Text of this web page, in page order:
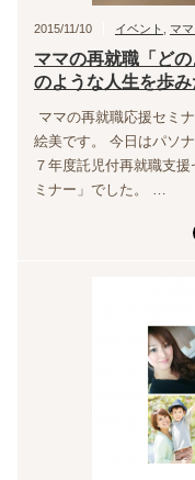
2015/11/10 イベント マ
ママの再就職「ど
のような人生を歩
ママの再就職応援セミ
絵美です。 今日はパソ
７年度託児付再就職支
ミナー」でした。 …